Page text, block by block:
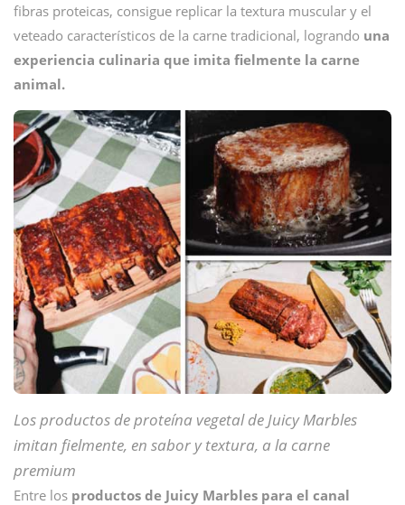
fibras proteicas, consigue replicar la textura muscular y el
veteado característicos de la carne tradicional, logrando una
experiencia culinaria que imita fielmente la carne
animal.
Los productos de proteína vegetal de Juicy Marbles
imitan fielmente, en sabor y textura, a la carne
premium
Entre los productos de Juicy Marbles para el canal